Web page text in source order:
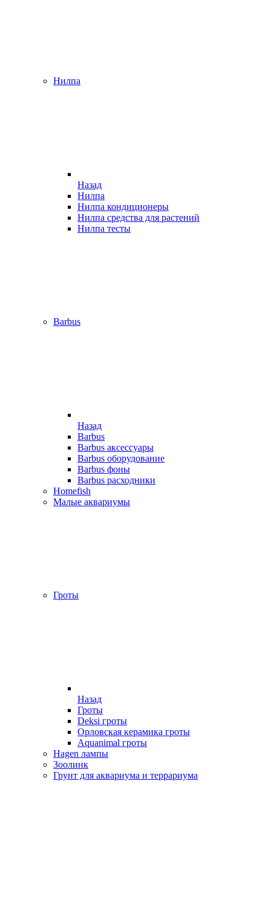
Нилпа
Назад
Нилпа
Нилпа кондиционеры
Нилпа средства для растений
Нилпа тесты
Barbus
Назад
Barbus
Barbus аксессуары
Barbus оборудование
Barbus фоны
Barbus расходники
Homefish
Малые аквариумы
Гроты
Назад
Гроты
Deksi гроты
Орловская керамика гроты
Aquanimal гроты
Hagen лампы
Зоолинк
Грунт для аквариума и террариума